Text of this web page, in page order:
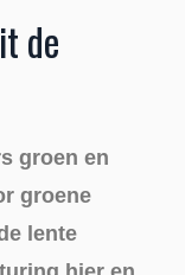
de
groen en
groene
lente